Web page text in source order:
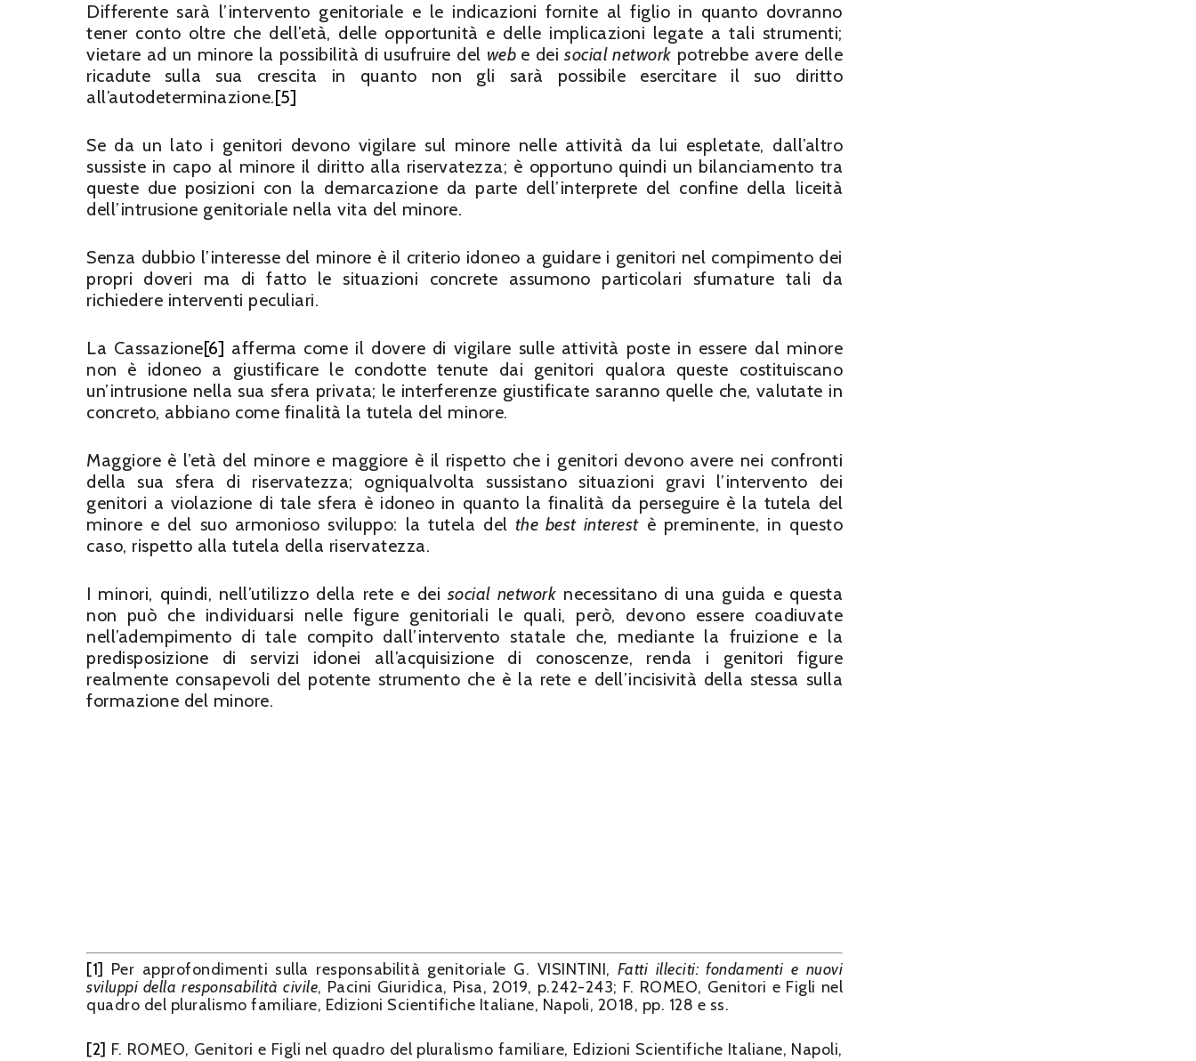
Differente sarà l’intervento genitoriale e le indicazioni fornite al figlio in quanto dovranno
tener conto oltre che dell’età, delle opportunità e delle implicazioni legate a tali strumenti;
vietare ad un minore la possibilità di usufruire del web e deisocial network potrebbe avere delle
ricadute sulla sua crescita in quanto non gli sarà possibile esercitare il suo diritto
all’autodeterminazione.[5]
Se da un lato i genitori devono vigilare sul minore nelle attività da lui espletate, dall’altro
sussiste in capo al minore il diritto alla riservatezza; è opportuno quindi un bilanciamento tra
queste due posizioni con la demarcazione da parte dell’interprete del confine della liceità
dell’intrusione genitoriale nella vita del minore.
Senza dubbio l’interesse del minore è il criterio idoneo a guidare i genitori nel compimento dei
propri doveri ma di fatto le situazioni concrete assumono particolari sfumature tali da
richiedere interventi peculiari.
La Cassazione[6] afferma come il dovere di vigilare sulle attività poste in essere dal minore
non è idoneo a giustificare le condotte tenute dai genitori qualora queste costituiscano
un’intrusione nella sua sfera privata; le interferenze giustificate saranno quelle che, valutate in
concreto, abbiano come finalità la tutela del minore.
Maggiore è l’età del minore e maggiore è il rispetto che i genitori devono avere nei confronti
della sua sfera di riservatezza; ogniqualvolta sussistano situazioni gravi l’intervento dei
genitori a violazione di tale sfera è idoneo in quanto la finalità da perseguire è la tutela del
minore e del suo armonioso sviluppo: la tutela del the best interestè preminente, in questo
caso, rispetto alla tutela della riservatezza.
I minori, quindi, nell’utilizzo della rete e dei social network necessitano di una guida e questa
non può che individuarsi nelle figure genitoriali le quali, però, devono essere coadiuvate
nell’adempimento di tale compito dall’intervento statale che, mediante la fruizione e la
predisposizione di servizi idonei all’acquisizione di conoscenze, renda i genitori figure
realmente consapevoli del potente strumento che è la rete e dell’incisività della stessa sulla
formazione del minore.
[1] Per approfondimenti sulla responsabilità genitoriale G. VISINTINI, Fatti illeciti: fondamenti e nuovi
sviluppi della responsabilità civile, Pacini Giuridica, Pisa, 2019, p.242-243; F. ROMEO, Genitori e Figli nel
quadro del pluralismo familiare, Edizioni Scientifiche Italiane, Napoli, 2018, pp. 128 e ss.
[2] F. ROMEO, Genitori e Figli nel quadro del pluralismo familiare, Edizioni Scientifiche Italiane, Napoli,